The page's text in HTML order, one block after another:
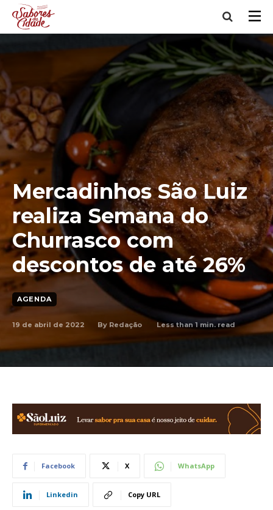
Mercadinhos São Luiz
realiza Semana do
Churrasco com
descontos de até 26%
AGENDA
19 de abril de 2022 By Redação Less than 1 min. read
Facebook X WhatsApp
Linkedin Copy URL